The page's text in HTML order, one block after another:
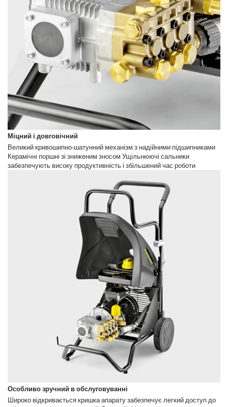
Міцний і довговічний
Великий кривошипно-шатунний механізм з надійними підшипниками
Керамічні поршні зі зниженим зносом Ущільнюючі сальники
забезпечують високу продуктивність і збільшений час роботи
Особливо зручний в обслуговуванні
Широко відкривається кришка апарату забезпечує легкий доступ до